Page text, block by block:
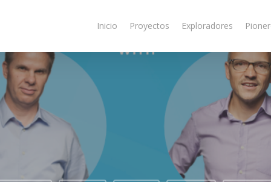
Inicio Proyectos Exploradores